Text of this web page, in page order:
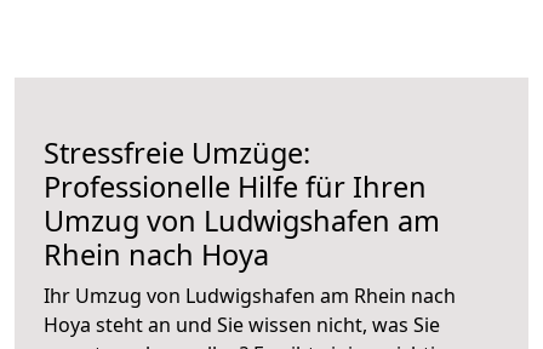
Stressfreie Umzüge:
Professionelle Hilfe für Ihren
Umzug von Ludwigshafen am
Rhein nach Hoya
Ihr Umzug von Ludwigshafen am Rhein nach
Hoya steht an und Sie wissen nicht, was Sie